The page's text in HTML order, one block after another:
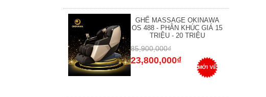
GHẾ MASSAGE OKINAWA
OS 488 - PHÂN KHÚC GIÁ 15
TRIỆU - 20 TRIỆU
85,900,000₫
23,800,000₫
MỚI VỀ